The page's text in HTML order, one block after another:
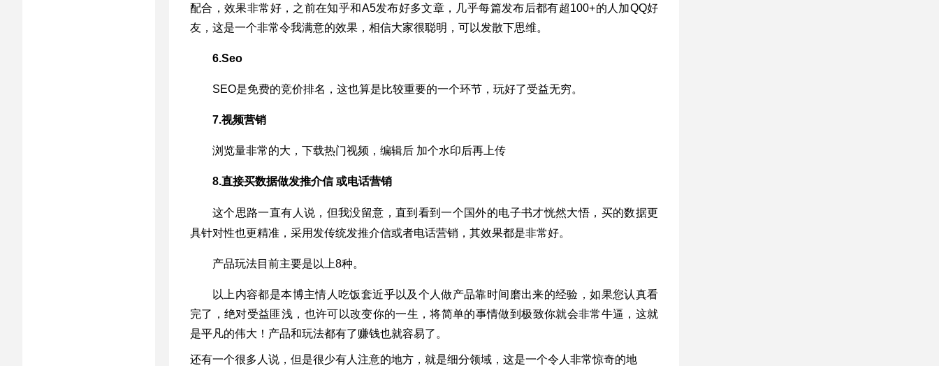
配合，效果非常好，之前在知乎和A5发布好多文章 ，几乎每篇发布后都有超100+的人加QQ好
友，这是一个非常令我满意的效果，相信大家很聪明，可以发散下思维。
6.Seo
SEO是免费的竞价排名，这也算是比较重要的一个环节，玩好了受益无穷。
7.视频营销
浏览量非常的大，下载热门视频，编辑后 加个水印后再上传
8.直接买数据做发推介信 或电话营销
这个思路一直有人说，但我没留意，直到看到一个国外的电子书才恍然大悟，买的数据更
具针对性也更精准，采用发传统发推介信或者电话营销，其效果都是非常好。
产品玩法目前主要是以上8种。
以上内容都是本博主情人吃饭套近乎以及个人做产品靠时间磨出来的经验，如果您认真看
完了，绝对受益匪浅，也许可以改变你的一生，将简单的事情做到极致你就会非常牛逼，这就
是平凡的伟大！产品和玩法都有了赚钱也就容易了。
还有一个很多人说，但是很少有人注意的地方，就是细分领域，这是一个令人非常惊奇的地